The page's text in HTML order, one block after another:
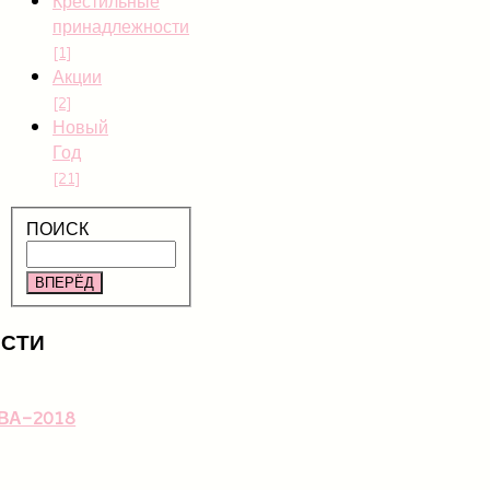
принадлежности
[1]
Акции
[2]
Новый
Год
[21]
ПОИСК
ВПЕРЁД
2018